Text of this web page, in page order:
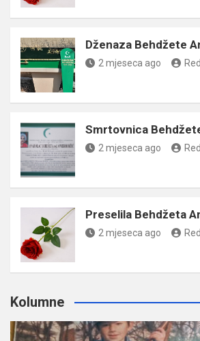
Dženaza Behdžete
2 mjeseca ago
Smrtovnica
2 mjeseca ago
Preselila Behdžeta
2 mjeseca ago
Kolumne